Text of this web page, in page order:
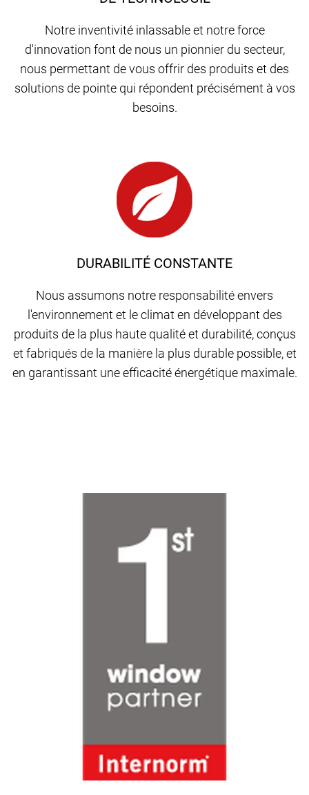
DURABILITÉ CONSTANTE
Nous assumons notre responsabilité envers
l'environnement et le climat en développant des
produits de la plus haute qualité et durabilité, conçus
et fabriqués de la manière la plus durable possible, et
en garantissant une efficacité énergétique maximale.
Notre inventivité inlassable et notre force
d'innovation font de nous un pionnier du secteur,
nous permettant de vous offrir des produits et des
solutions de pointe qui répondent précisément à vos
besoins.